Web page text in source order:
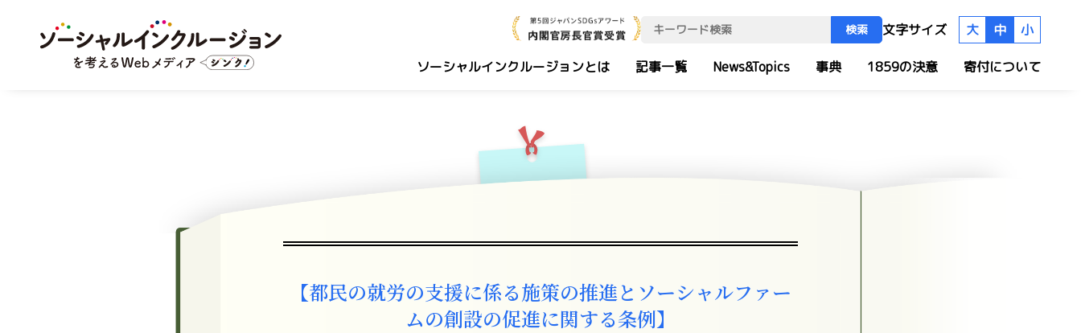
検索 文字サイズ 大 中 小
ソーシャルインクルージョンとは 記事一覧 News&Topics 事典 1859の決意 寄付について
【都民の就労の支援に係る施策の推進とソーシャルファー
ムの創設の促進に関する条例】